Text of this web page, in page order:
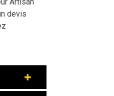
devis